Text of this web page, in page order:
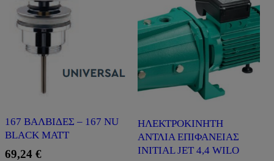
167 ΒΑΛΒΙΔΕΣ – 167 NU
BLACK MATT
69,24 €
ΗΛΕΚΤΡΟΚΙΝΗΤΗ
ΑΝΤΛΙΑ ΕΠΙΦΑΝΕΙΑΣ
INITIAL JET 4,4 WILO